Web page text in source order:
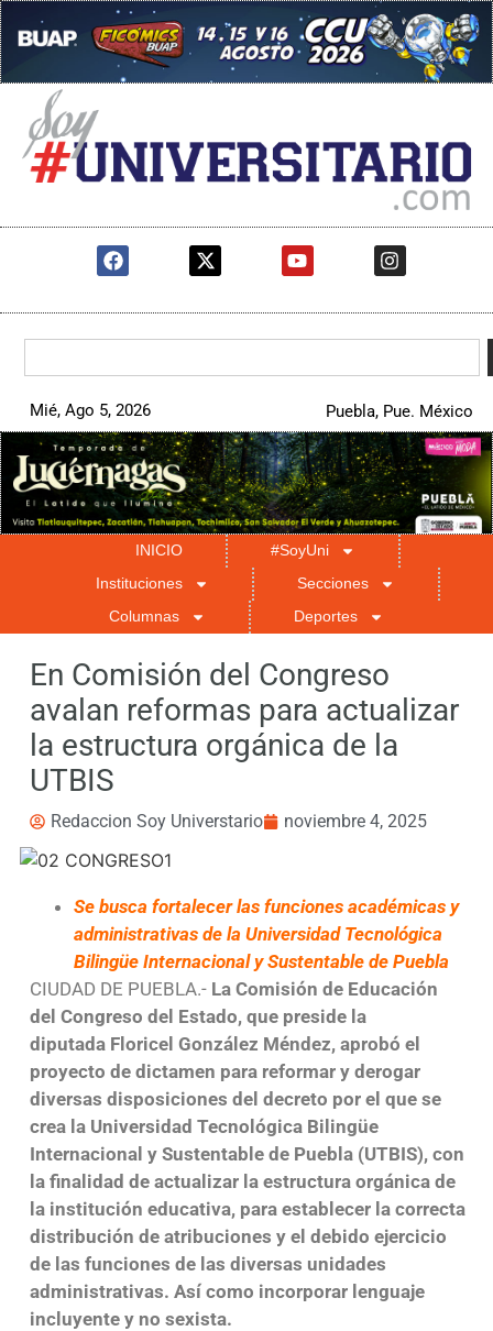
Mié, Ago 5, 2026 Puebla, Pue. México
INICIO
#SoyUni
Instituciones
Secciones
Columnas
Deportes
En Comisión del Congreso
avalan reformas para actualizar
la estructura orgánica de la
UTBIS
Redaccion Soy Universtario noviembre 4, 2025
Se busca fortalecer las funciones académicas y
administrativas de la Universidad Tecnológica
Bilingüe Internacional y Sustentable de Puebla
CIUDAD DE PUEBLA.- La Comisión de Educación
del Congreso del Estado, que preside la
diputada Floricel González Méndez, aprobó el
proyecto de dictamen para reformar y derogar
diversas disposiciones del decreto por el que se
crea la Universidad Tecnológica Bilingüe
Internacional y Sustentable de Puebla (UTBIS), con
la finalidad de actualizar la estructura orgánica de
la institución educativa, para establecer la correcta
distribución de atribuciones y el debido ejercicio
de las funciones de las diversas unidades
administrativas. Así como incorporar lenguaje
incluyente y no sexista.